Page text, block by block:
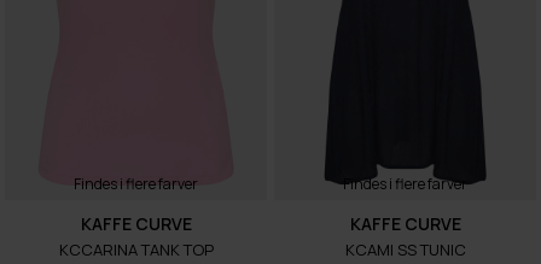
Findes i flere farver
KAFFE CURVE
KCCARINA TANK TOP
Findes i flere farver
KAFFE CURVE
KCAMI SS TUNIC